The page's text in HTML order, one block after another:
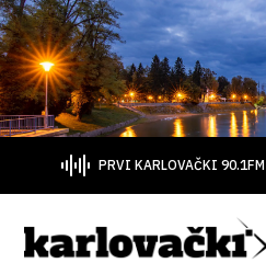
PRVI KARLOVAČKI 90.1FM